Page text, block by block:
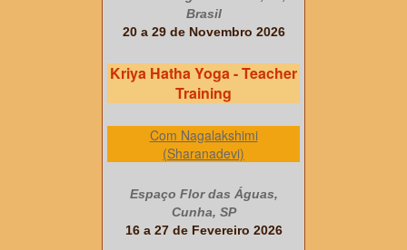
Brasil
20 a 29 de Novembro 2026
Kriya Hatha Yoga - Teacher
Training
Com Nagalakshimi
(Sharanadevi)
Espaço Flor das Águas,
Cunha, SP
16 a 27 de Fevereiro 2026